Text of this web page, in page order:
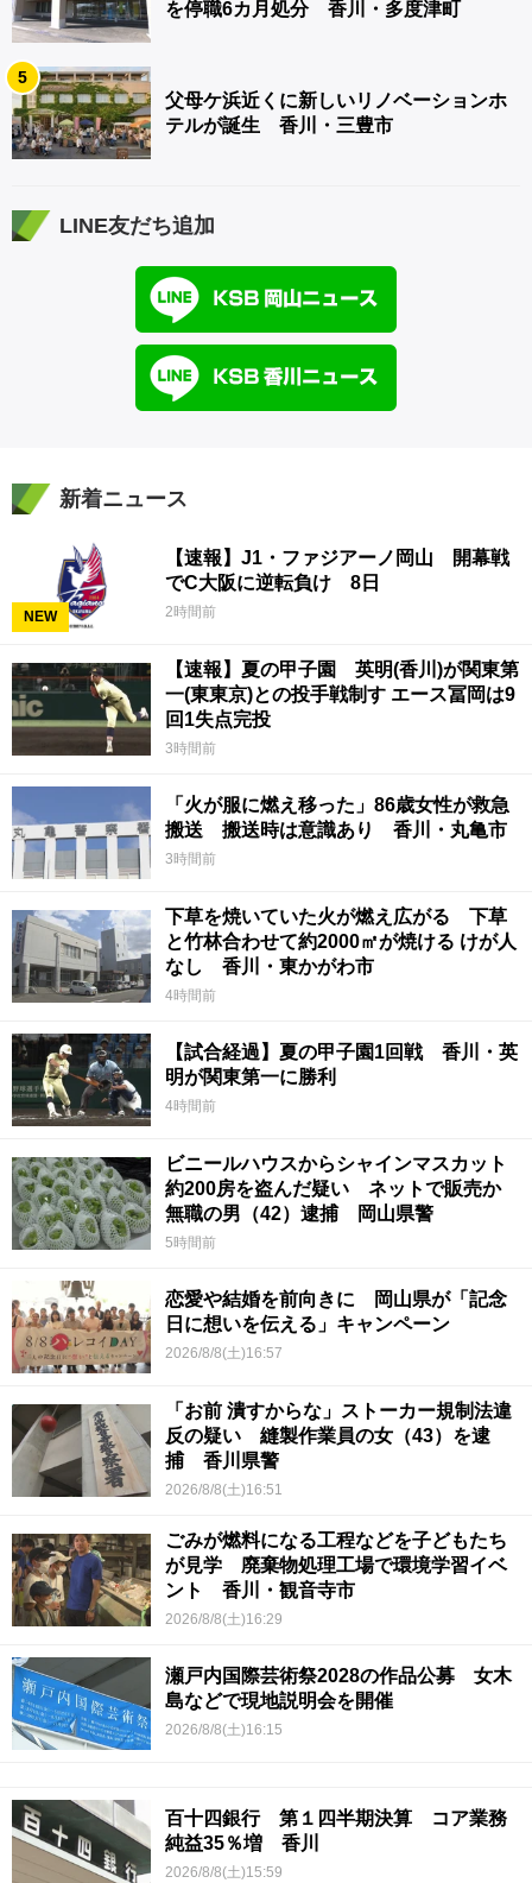
を停職6カ月処分 香川・多度津町
5
父母ケ浜近くに新しいリノベーションホ
テルが誕生 香川・三豊市
LINE友だち追加
新着ニュース
NEW
【速報】J1・ファジアーノ岡山 開幕戦
でC大阪に逆転負け 8日
2時間前
【速報】夏の甲子園 英明(香川)が関東第
一(東東京)との投手戦制す エース冨岡は9
回1失点完投
3時間前
「火が服に燃え移った」86歳女性が救急
搬送 搬送時は意識あり 香川・丸亀市
3時間前
下草を焼いていた火が燃え広がる 下草
と竹林合わせて約2000㎡が焼ける けが人
なし 香川・東かがわ市
4時間前
【試合経過】夏の甲子園1回戦 香川・英
明が関東第一に勝利
4時間前
ビニールハウスからシャインマスカット
約200房を盗んだ疑い ネットで販売か
無職の男（42）逮捕 岡山県警
5時間前
恋愛や結婚を前向きに 岡山県が「記念
日に想いを伝える」キャンペーン
2026/8/8(土)16:57
「お前 潰すからな」ストーカー規制法違
反の疑い 縫製作業員の女（43）を逮
捕 香川県警
2026/8/8(土)16:51
ごみが燃料になる工程などを子どもたち
が見学 廃棄物処理工場で環境学習イベ
ント 香川・観音寺市
2026/8/8(土)16:29
瀬戸内国際芸術祭2028の作品公募 女木
島などで現地説明会を開催
2026/8/8(土)16:15
百十四銀行 第１四半期決算 コア業務
純益35％増 香川
2026/8/8(土)15:59